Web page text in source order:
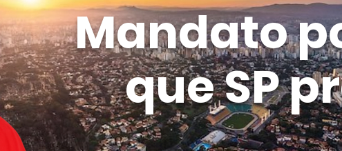
Mandato
que SP